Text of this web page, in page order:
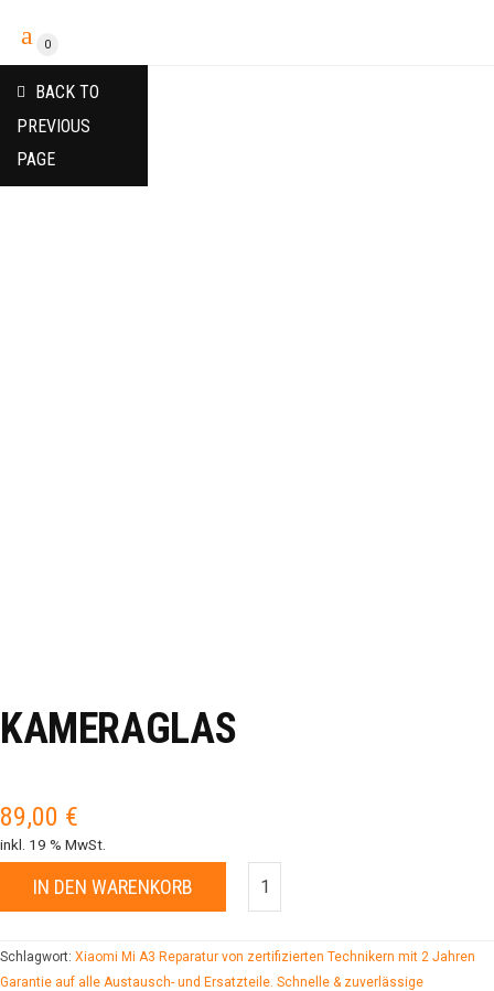
0
BACK TO
PREVIOUS
PAGE
KAMERAGLAS
89,00 €
inkl. 19 % MwSt.
IN DEN WARENKORB
Schlagwort: Xiaomi Mi A3 Reparatur von zertifizierten Technikern mit 2 Jahren
Garantie auf alle Austausch- und Ersatzteile. Schnelle & zuverlässige